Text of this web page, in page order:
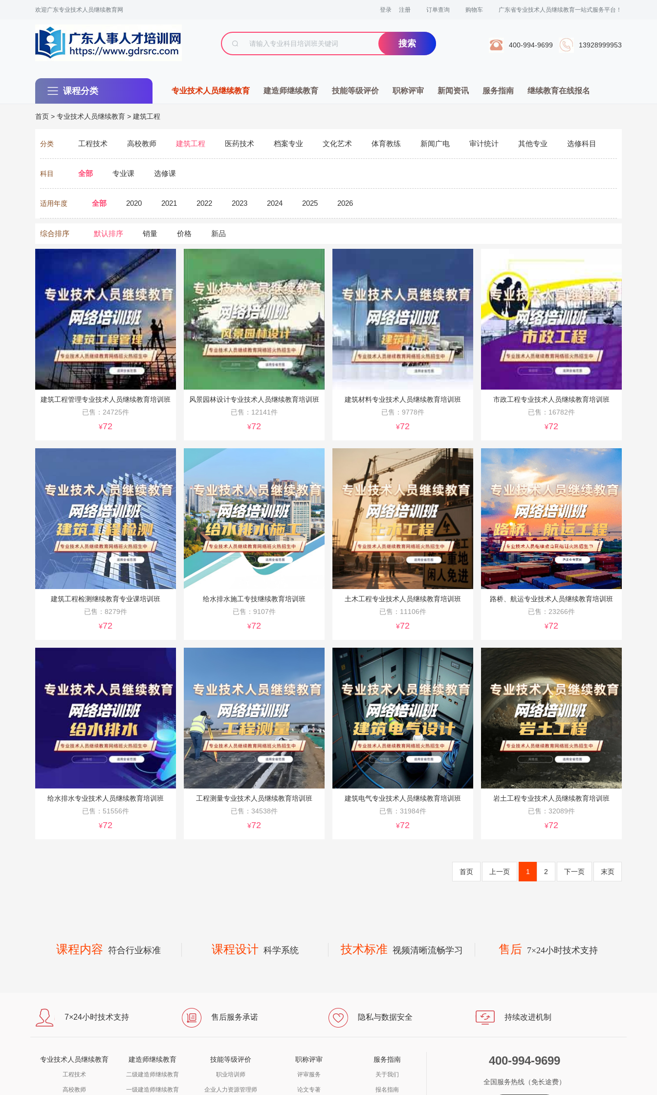
欢迎广东专业技术人员继续教育网 登录 注册 订单查询 购物车 广东省专业技术人员继续教育一站式服务平台！
搜索 400-994-9699 13928999953
课程分类 专业技术人员继续教育 建造师继续教育 技能等级评价 职称评审 新闻资讯 服务指南 继续教育在线报名
首页 > 专业技术人员继续教育 > 建筑工程
分类 工程技术 高校教师 建筑工程 医药技术 档案专业 文化艺术 体育教练 新闻广电 审计统计 其他专业 选修科目
科目 全部 专业课 选修课
适用年度 全部 2020 2021 2022 2023 2024 2025 2026
综合排序 默认排序 销量 价格 新品
建筑工程管理专业技术人员继续教育培训班
已售：24725件
¥72
风景园林设计专业技术人员继续教育培训班
已售：12141件
¥72
建筑材料专业技术人员继续教育培训班
已售：9778件
¥72
市政工程专业技术人员继续教育培训班
已售：16782件
¥72
建筑工程检测继续教育专业课培训班
已售：8279件
¥72
给水排水施工专技继续教育培训班
已售：9107件
¥72
土木工程专业技术人员继续教育培训班
已售：11106件
¥72
路桥、航运专业技术人员继续教育培训班
已售：23266件
¥72
给水排水专业技术人员继续教育培训班
已售：51556件
¥72
工程测量专业技术人员继续教育培训班
已售：34538件
¥72
建筑电气专业技术人员继续教育培训班
已售：31984件
¥72
岩土工程专业技术人员继续教育培训班
已售：32089件
¥72
首页 上一页 1 2 下一页 末页
课程内容 符合行业标准 课程设计 科学系统 技术标准 视频清晰流畅学习 售后 7×24小时技术支持
7×24小时技术支持 售后服务承诺 隐私与数据安全 持续改进机制
专业技术人员继续教育
工程技术
高校教师
建造师继续教育
二级建造师继续教育
一级建造师继续教育
技能等级评价
职业培训师
企业人力资源管理师
职称评审
评审服务
论文专著
服务指南
关于我们
报名指南
400-994-9699
全国服务热线（免长途费）